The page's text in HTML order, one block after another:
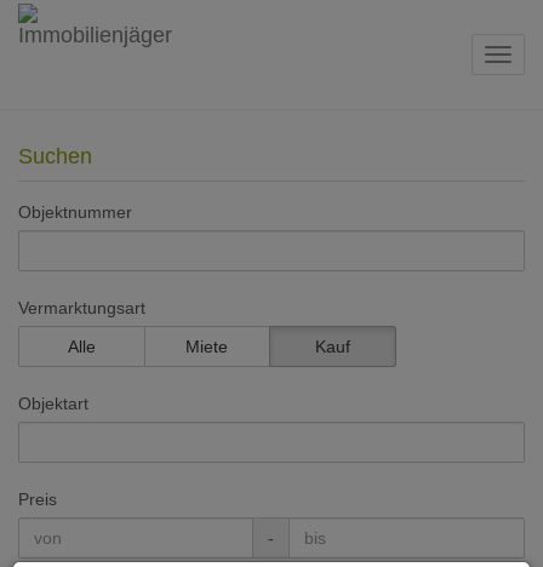
Suchen
Objektnummer
Vermarktungsart
Alle
Miete Kauf
Objektart
Preis
-